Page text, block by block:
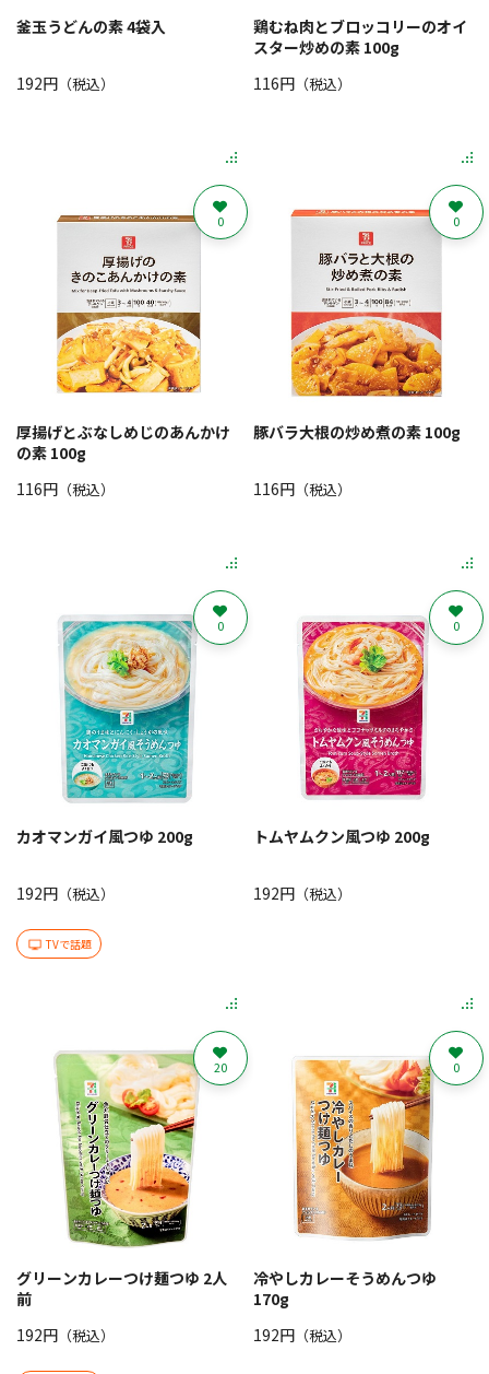
釜玉うどんの素 4袋入
192円 （税込）
鶏むね肉とブロッコリーのオイ
スター炒めの素 100g
116円（税込）
厚揚げとぶなしめじのあんかけ
の素 100g
116円 （税込）
0
豚バラ大根の炒め煮の素 100g
116円（税込）
0
カオマンガイ風つゆ 200g
192円 （税込）
TVで話題
0
トムヤムクン風つゆ 200g
192円（税込）
0
グリーンカレーつけ麺つゆ 2人
前
192円 （税込）
20
冷やしカレーそうめんつゆ
170g
192円（税込）
0